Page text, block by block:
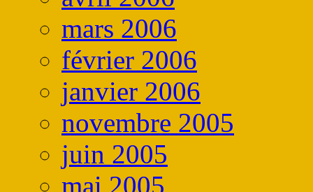
mars 2006
février 2006
janvier 2006
novembre 2005
juin 2005
mai 2005